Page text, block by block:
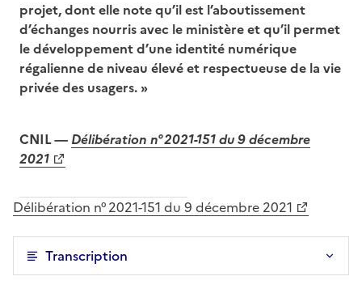
projet, dont elle note qu’il est l’aboutissement
d’échanges nourris avec le ministère et qu’il permet
le développement d’une identité numérique
régalienne de niveau élevé et respectueuse de la vie
privée des usagers. »
CNIL — Délibération n° 2021-151 du 9 décembre
2021
Délibération n° 2021-151 du 9 décembre 2021
Transcription